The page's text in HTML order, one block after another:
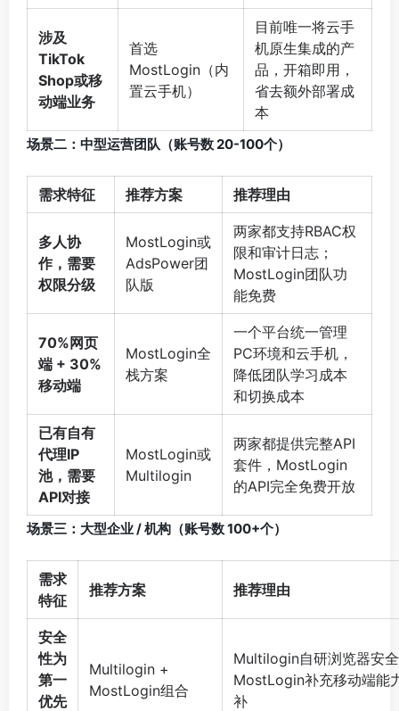
涉及
TikTok
Shop或移
动端业务
首选
MostLogin（内
置云手机）
目前唯一将云手
机原生集成的产
品，开箱即用，
省去额外部署成
本
场景二：中型运营团队（账号数 20-100个）
需求特征 推荐方案 推荐理由
多人协
作，需要
权限分级
MostLogin或
AdsPower团
队版
两家都支持RBAC权
限和审计日志；
MostLogin团队功
能免费
70%网页
端 + 30%
移动端
MostLogin全
栈方案
一个平台统一管理
PC环境和云手机，
降低团队学习成本
和切换成本
已有自有
代理IP
池，需要
API对接
MostLogin或
Multilogin
两家都提供完整API
套件，MostLogin
的API完全免费开放
场景三：大型企业 / 机构（账号数 100+个）
需求
特征
推荐方案 推荐理由
安全
性为
第一
优先
Multilogin +
MostLogin组合
Multilogin自研浏览器安
MostLogin补充移动端能
补